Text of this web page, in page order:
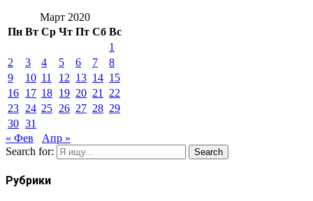
Март 2020
Пн Вт Ср Чт Пт Сб Вс
1
2
3 4 5 6 7
8
9
10 11 12 13 14 15
16 17 18 19 20 21
22
23 24 25 26 27 28 29
30 31
« Фев
Апр »
Search for:
Search
Рубрики